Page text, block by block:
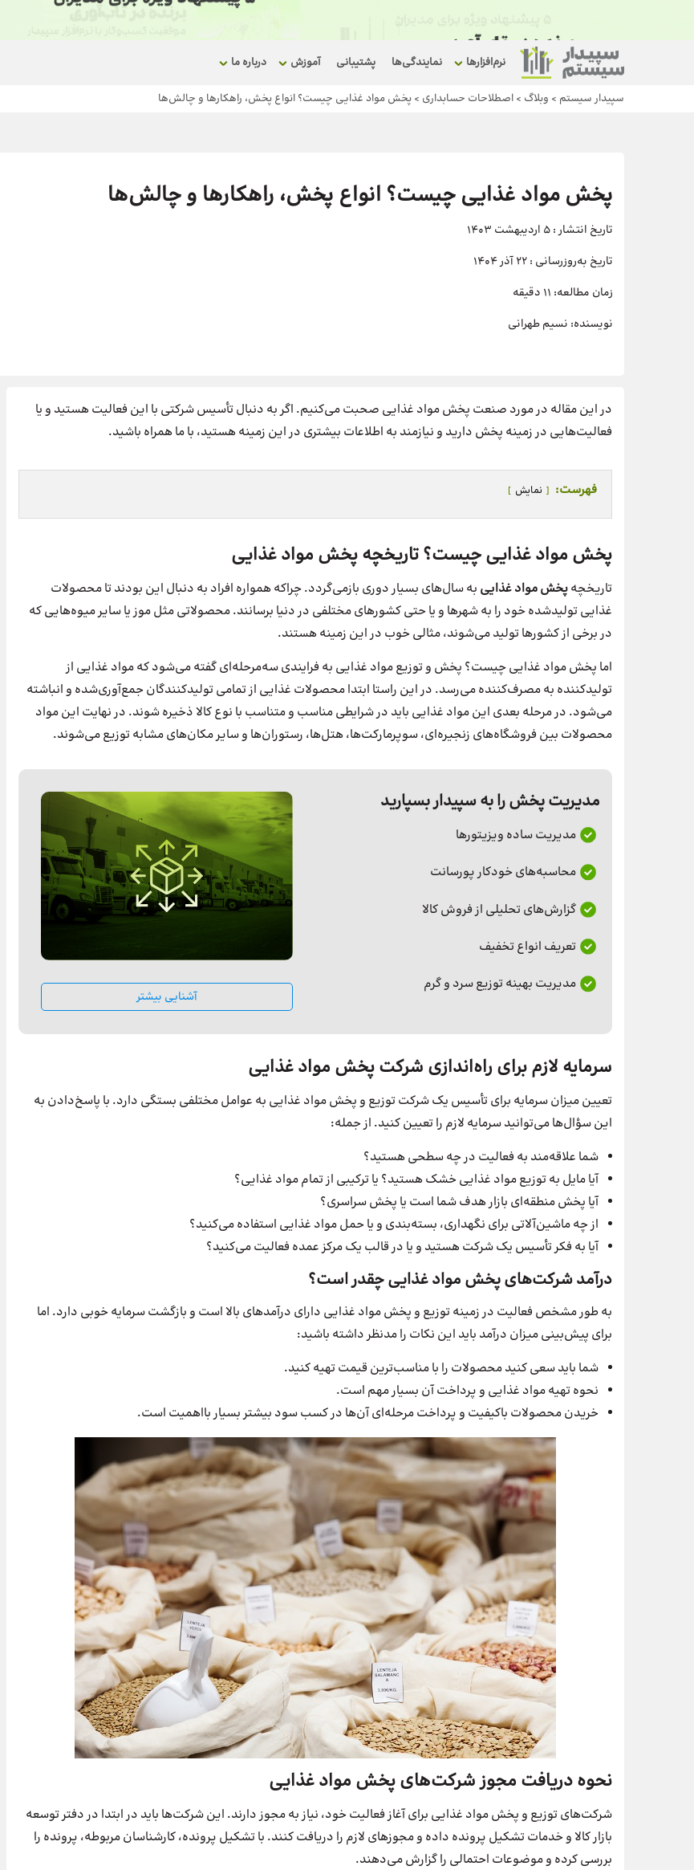
نرم‌افزارها نمایندگی‌ها پشتیبانی آموزش درباره ما
سپیدار سیستم > وبلاگ > اصطلاحات حسابداری > پخش مواد غذایی چیست؟ انواع پخش، راهکارها و چالش‌ها
پخش مواد غذایی چیست؟ انواع پخش، راهکارها و چالش‌ها
تاریخ انتشار : 5 اردیبهشت 1403
تاریخ به‌روزرسانی : 22 آذر 1404
زمان مطالعه: 11 دقیقه
نویسنده: نسیم طهرانی
در این مقاله در مورد صنعت پخش مواد غذایی صحبت می‌کنیم. اگر به دنبال تأسیس شرکتی با این فعالیت هستید و یا
فعالیت‌هایی در زمینه پخش دارید و نیازمند به اطلاعات بیشتری در این زمینه هستید، با ما همراه باشید.
فهرست: نمایش
پخش مواد غذایی چیست؟ تاریخچه پخش مواد غذایی
تاریخچهپخش مواد غذایی به سال‌های بسیار دوری بازمی‌گردد. چراکه همواره افراد به دنبال این بودند تا محصولات
غذایی تولیدشده خود را به شهرها و یا حتی کشورهای مختلفی در دنیا برسانند. محصولاتی مثل موز یا سایر میوه‌هایی که
در برخی از کشورها تولید می‌شوند، مثالی خوب در این زمینه هستند.
اما پخش مواد غذایی چیست؟ پخش و توزیع مواد غذایی به فرایندی سه‌مرحله‌ای گفته می‌شود که مواد غذایی از
تولیدکننده به مصرف‌کننده می‌رسد. در این راستا ابتدا محصولات غذایی از تمامی تولیدکنندگان جمع‌آوری‌شده و انباشته
می‌شود. در مرحله بعدی این مواد غذایی باید در شرایطی مناسب و متناسب با نوع کالا ذخیره شوند. در نهایت این مواد
محصولات بین فروشگاه‌های زنجیره‌ای، سوپرمارکت‌ها، هتل‌ها، رستوران‌ها و سایر مکان‌های مشابه توزیع می‌شوند.
مدیریت پخش را به سپیدار بسپارید
مدیریت ساده ویزیتورها
محاسبه‌های خودکار پورسانت
گزارش‌های تحلیلی از فروش کالا
تعریف انواع تخفیف
مدیریت بهینه توزیع سرد و گرم
آشنایی بیشتر
سرمایه لازم برای راه‌اندازی شرکت پخش مواد غذایی
تعیین میزان سرمایه برای تأسیس یک شرکت توزیع و پخش مواد غذایی به عوامل مختلفی بستگی دارد. با پاسخ‌دادن به
این سؤال‌ها می‌توانید سرمایه لازم را تعیین کنید. از جمله:
شما علاقه‌مند به فعالیت در چه سطحی هستید؟
آیا مایل به توزیع مواد غذایی خشک هستید؟ یا ترکیبی از تمام مواد غذایی؟
آیا پخش منطقه‌ای بازار هدف شما است یا پخش سراسری؟
از چه ماشین‌آلاتی برای نگهداری، بسته‌بندی و یا حمل مواد غذایی استفاده می‌کنید؟
آیا به فکر تأسیس یک شرکت هستید و یا در قالب یک مرکز عمده فعالیت می‌کنید؟
درآمد شرکت‌های پخش مواد غذایی چقدر است؟
به طور مشخص فعالیت در زمینه توزیع و پخش مواد غذایی دارای درآمدهای بالا است و بازگشت سرمایه خوبی دارد. اما
برای پیش‌بینی میزان درآمد باید این نکات را مدنظر داشته باشید:
شما باید سعی کنید محصولات را با مناسب‌ترین قیمت تهیه کنید.
نحوه تهیه مواد غذایی و پرداخت آن بسیار مهم است.
خریدن محصولات باکیفیت و پرداخت مرحله‌ای آن‌ها در کسب سود بیشتر بسیار بااهمیت است.
نحوه دریافت مجوز شرکت‌های پخش مواد غذایی
شرکت‌های توزیع و پخش مواد غذایی برای آغاز فعالیت خود، نیاز به مجوز دارند. این شرکت‌ها باید در ابتدا در دفتر توسعه
بازار کالا و خدمات تشکیل پرونده داده و مجوزهای لازم را دریافت کنند. با تشکیل پرونده، کارشناسان مربوطه، پرونده را
بررسی کرده و موضوعات احتمالی را گزارش می‌دهند.